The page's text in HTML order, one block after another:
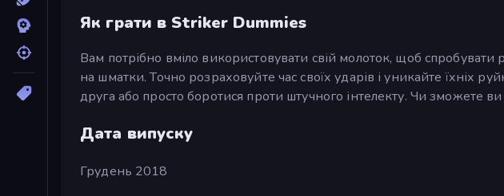
Як грати в Striker Dummies
Вам потрібно вміло використовувати свій молоток, щоб
на шматки. Точно розраховуйте час своїх ударів і уникайте їхніх
друга або просто боротися проти штучного інтелекту. Чи зможете
Дата випуску
Грудень 2018